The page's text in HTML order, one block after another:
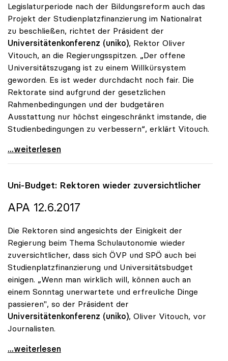
Legislaturperiode nach der Bildungsreform auch das
Projekt der Studienplatzfinanzierung im Nationalrat
zu beschließen, richtet der Präsident der
Universitätenkonferenz (uniko), Rektor Oliver
Vitouch, an die Regierungsspitzen. „Der offene
Universitätszugang ist zu einem Willkürsystem
geworden. Es ist weder durchdacht noch fair. Die
Rektorate sind aufgrund der gesetzlichen
Rahmenbedingungen und der budgetären
Ausstattung nur höchst eingeschränkt imstande, die
Studienbedingungen zu verbessern“, erklärt Vitouch.
Vitouch: Studienplatzfinanzierung statt
...weiterlesen
Uni-Budget: Rektoren wieder zuversichtlicher
APA 12.6.2017
Die Rektoren sind angesichts der Einigkeit der
Regierung beim Thema Schulautonomie wieder
zuversichtlicher, dass sich ÖVP und SPÖ auch bei
Studienplatzfinanzierung und Universitätsbudget
einigen. „Wenn man wirklich will, können auch an
einem Sonntag unerwartete und erfreuliche Dinge
passieren", so der Präsident der
Universitätenkonferenz (uniko), Oliver Vitouch, vor
Journalisten.
Uni-Budget: Rektoren wieder zuversichtlicher
...weiterlesen